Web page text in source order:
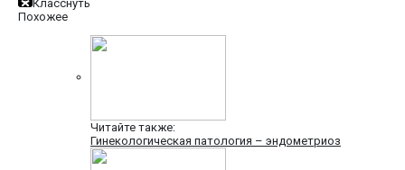
Класснуть
Похожее
Читайте также:
Гинекологическая патология – эндометриоз